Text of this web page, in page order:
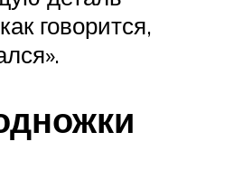
говорится,